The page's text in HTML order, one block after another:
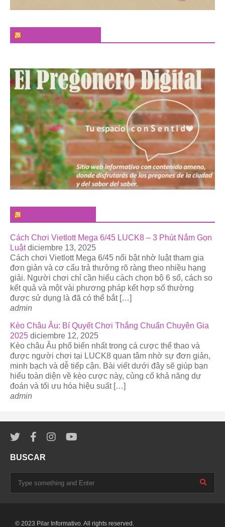
Cách Chơi Vietlott Mega 6/45 LUCK8 – 3 Phút Nắm Gọn
Luật diciembre 13, 2025
Cách chơi Vietlott Mega 6/45 nổi bật nhờ luật tham gia
đơn giản và cơ cấu trả thưởng rõ ràng theo nhiều hạng
giải. Người chơi chỉ cần hiểu cách chọn bộ 6 số, cách so
kết quả và một vài phương pháp kết hợp số thường
được sử dụng là đã có thể bắt […]
admin
Kèo Châu Âu: Bí Quyết Chơi Thắng Chuẩn Chuyên Gia
2025 diciembre 12, 2025
Kèo châu Âu phổ biến nhất trong cá cược thể thao và
được người chơi tại LUCK8 quan tâm nhờ sự đơn giản,
minh bạch và dễ tiếp cận. Bài viết dưới đây sẽ giúp bạn
hiểu toàn diện về kèo cược này, củng cố khả năng dự
đoán và tối ưu hóa hiệu suất […]
admin
BUSCAR
© 2023 Pilar Informativo. All rights reserved.